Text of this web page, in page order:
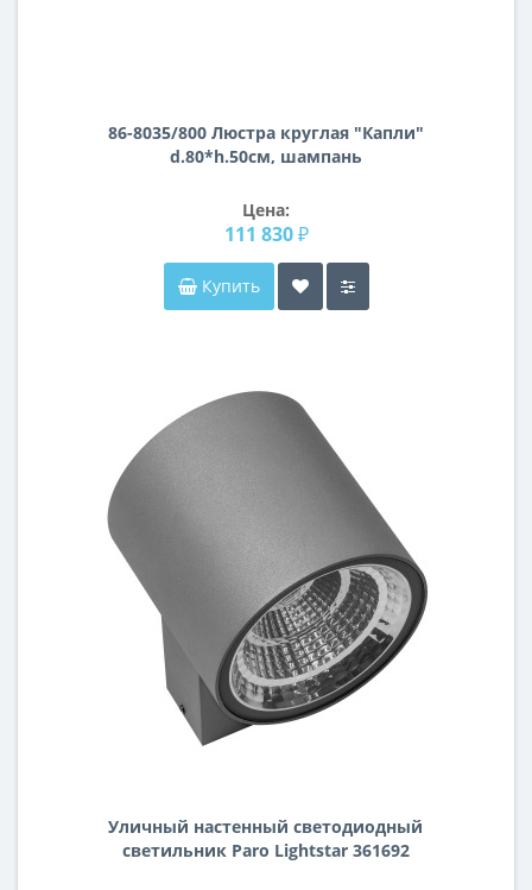
86-8035/800 Люстра круглая "Капли"
d.80*h.50см, шампань
Цена:
111 830 ₽
Купить
Уличный настенный светодиодный
светильник Paro Lightstar 361692